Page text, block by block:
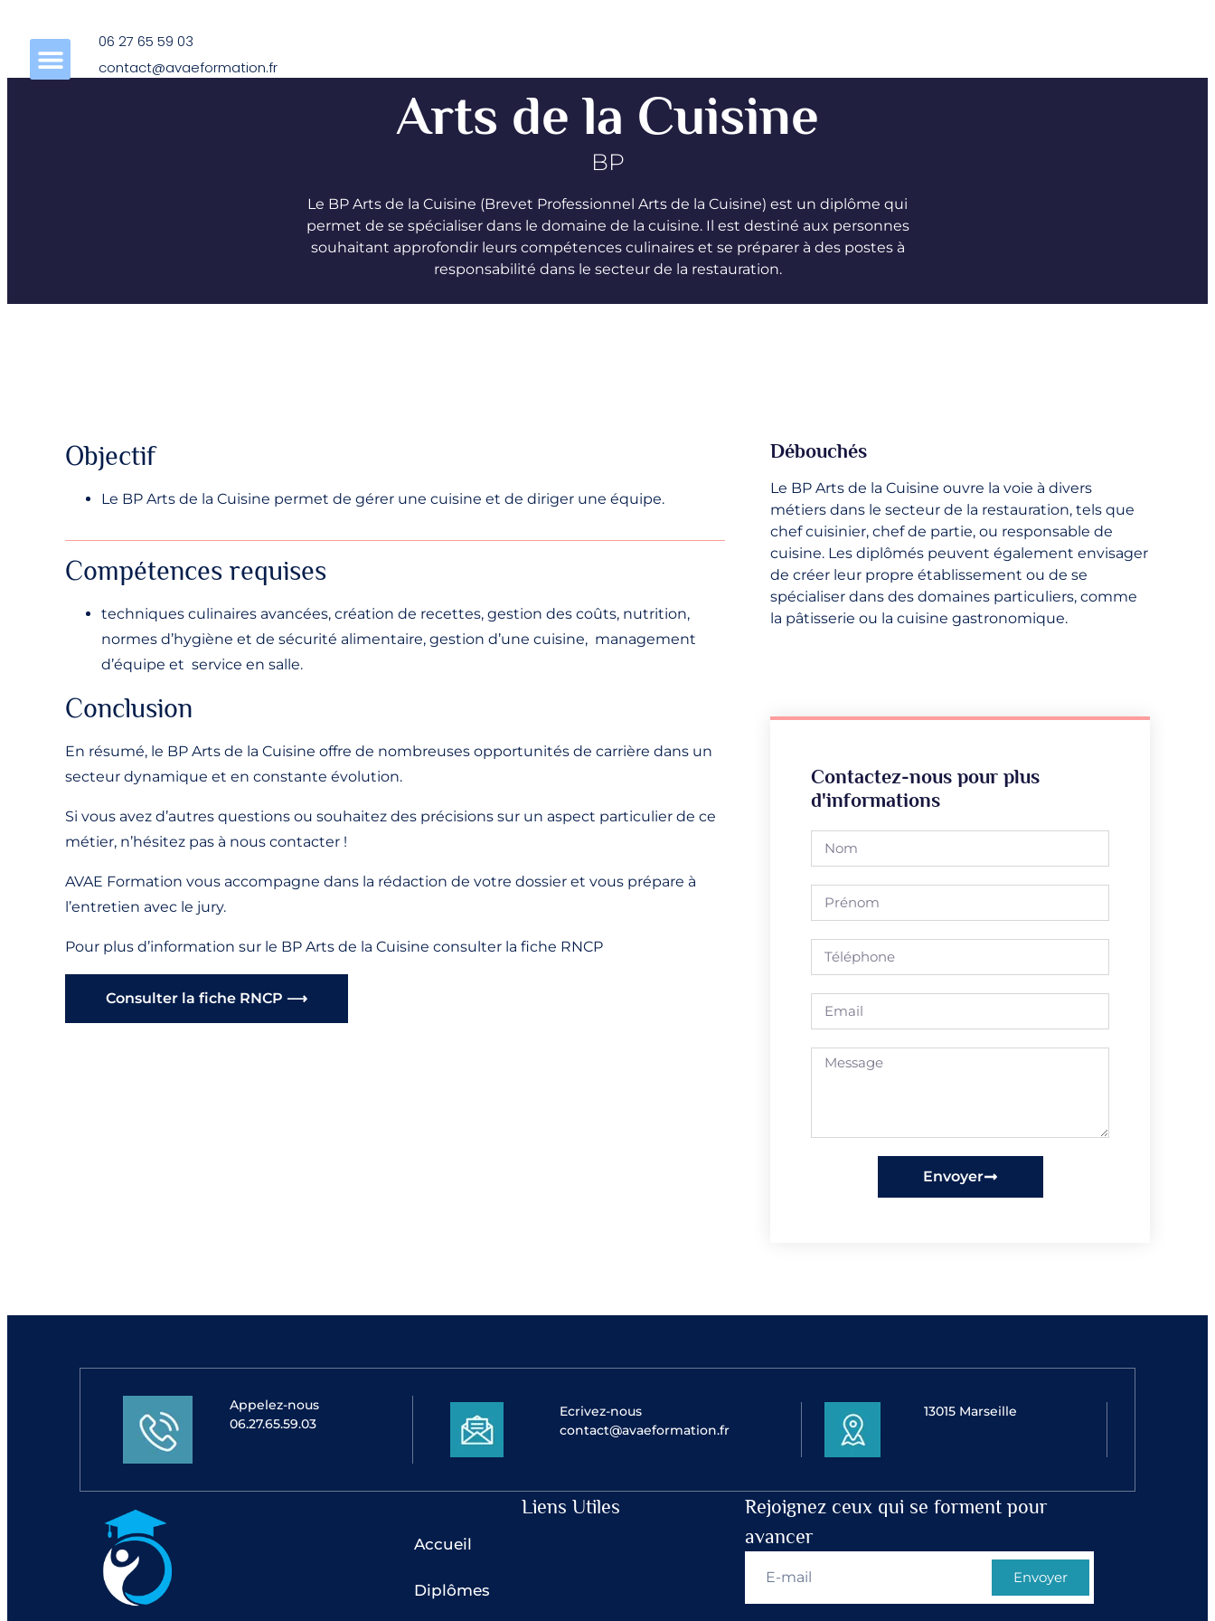
06 27 65 59 03
contact@avaeformation.fr
Arts de la Cuisine
BP
Le BP Arts de la Cuisine (Brevet Professionnel Arts de la Cuisine) est un diplôme qui
permet de se spécialiser dans le domaine de la cuisine. Il est destiné aux personnes
souhaitant approfondir leurs compétences culinaires et se préparer à des postes à
responsabilité dans le secteur de la restauration.
Objectif
Le BP Arts de la Cuisine permet de gérer une cuisine et de diriger une équipe.
Compétences requises
techniques culinaires avancées, création de recettes, gestion des coûts, nutrition,
normes d’hygiène et de sécurité alimentaire, gestion d’une cuisine, management
d’équipe et service en salle.
Conclusion
En résumé, le BP Arts de la Cuisine offre de nombreuses opportunités de carrière dans un
secteur dynamique et en constante évolution.
Si vous avez d’autres questions ou souhaitez des précisions sur un aspect particulier de ce
métier, n’hésitez pas à nous contacter !
AVAE Formation vous accompagne dans la rédaction de votre dossier et vous prépare à
l’entretien avec le jury.
Pour plus d’information sur le BP Arts de la Cuisine consulter la fiche RNCP
Consulter la fiche RNCP ⟶
Débouchés
Le BP Arts de la Cuisine ouvre la voie à divers
métiers dans le secteur de la restauration, tels que
chef cuisinier, chef de partie, ou responsable de
cuisine. Les diplômés peuvent également envisager
de créer leur propre établissement ou de se
spécialiser dans des domaines particuliers, comme
la pâtisserie ou la cuisine gastronomique.
Contactez-nous pour plus
d'informations
Envoyer
Appelez-nous
06.27.65.59.03
Ecrivez-nous
contact@avaeformation.fr
13015 Marseille
Liens Utiles
Accueil
Diplômes
Rejoignez ceux qui se forment pour
avancer
Envoyer